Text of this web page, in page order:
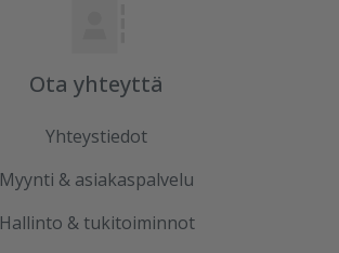
Ota yhteyttä
Yhteystiedot
Myynti & asiakaspalvelu
Hallinto & tukitoiminnot